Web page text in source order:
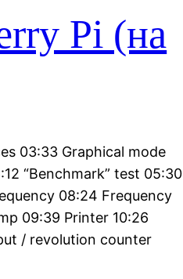
Pi (на
03:33 Graphical mode
“Benchmark” test 05:30
08:24 Frequency
09:39 Printer 10:26
/ revolution counter